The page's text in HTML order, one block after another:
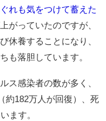
れも気をつけて蓄えた
がっていたのですが、
休養することになり、
も落胆しています。
ス感染者の数が多く、
約182万人が回復）、死
ます。